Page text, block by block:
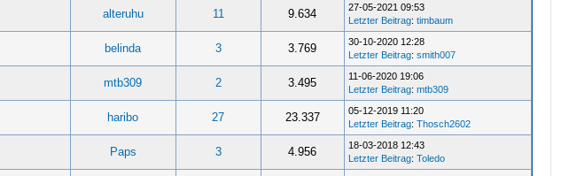
alteruhu 11 9.634
27-05-2021 09:53
Letzter Beitrag: timbaum
belinda 3 3.769
30-10-2020 12:28
Letzter Beitrag: smith007
mtb309 2 3.495
11-06-2020 19:06
Letzter Beitrag: mtb309
haribo 27 23.337
05-12-2019 11:20
Letzter Beitrag: Thosch2602
Paps 3 4.956
18-03-2018 12:43
Letzter Beitrag: Toledo